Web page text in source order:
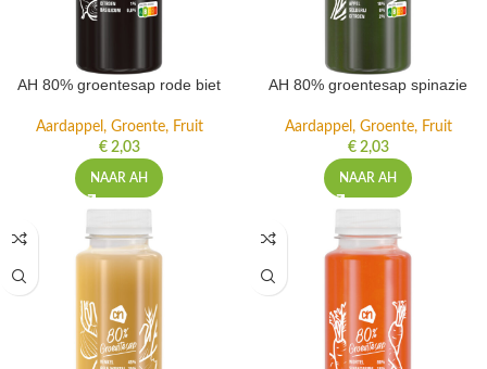
AH 80% groentesap rode biet
Aardappel, Groente, Fruit
€2,03
NAAR AH
AH 80% groentesap spinazie
Aardappel, Groente, Fruit
€2,03
NAAR AH